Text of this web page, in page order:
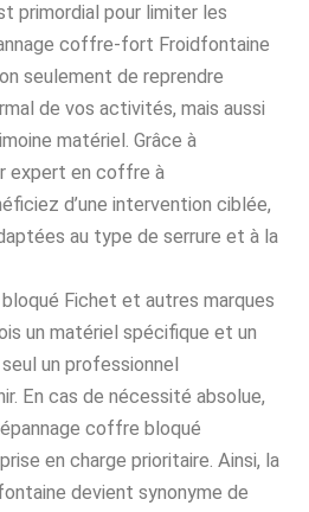
primordial pour limiter les
coffre-fort Froidfontaine
seulement de reprendre
de vos activités, mais aussi
matériel. Grâce à
expert en coffre à
d’une intervention ciblée,
au type de serrure et à la
Fichet et autres marques
un matériel spécifique et un
un professionnel
En cas de nécessité absolue,
coffre bloqué
en charge prioritaire. Ainsi, la
devient synonyme de